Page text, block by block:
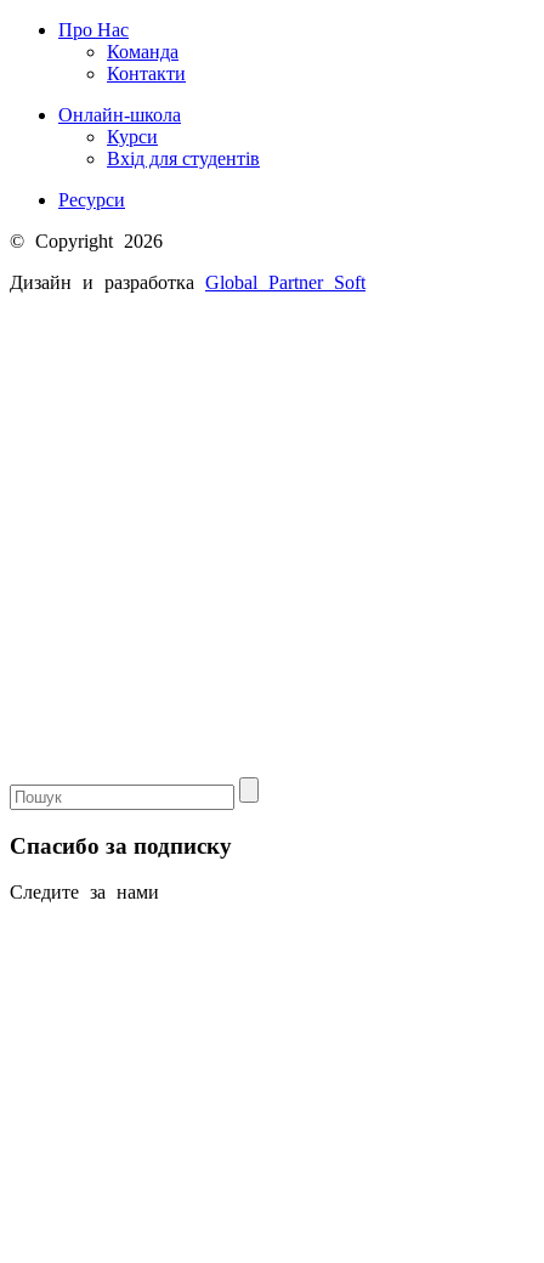
Про Нас
Команда
Контакти
Онлайн-школа
Курси
Вхід для студентів
Ресурси
© Copyright 2026
Дизайн и разработка Global Partner Soft
Спасибо за подписку
Следите за нами